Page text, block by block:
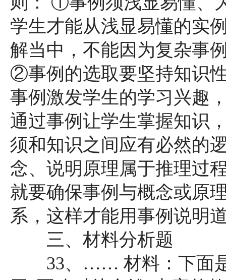
学生才能从浅显易懂的实
解当中，不能因为复杂事
②事例的选取要坚持知识
事例激发学生的学习兴趣
通过事例让学生掌握知识
须和知识之间应有必然的
念、说明原理属于推理过
就要确保事例与概念或原
系，这样才能用事例说明
三、材料分析题
33、…… 材料：下面是